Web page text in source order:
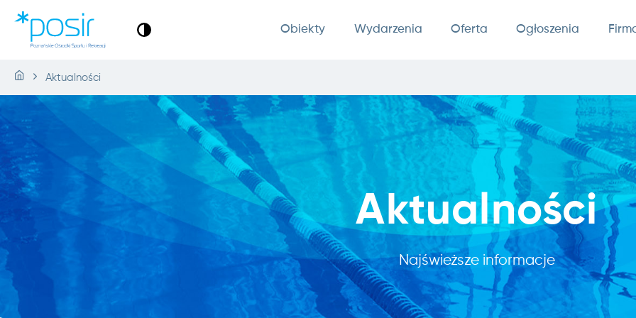
Obiekty Wydarzenia Oferta Ogłoszenia
Aktualności
Aktualności
Najświeższe informacje